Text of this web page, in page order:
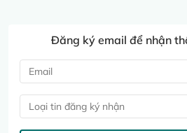
Đăng ký email để nhận
Loại tin đăng ký nhận